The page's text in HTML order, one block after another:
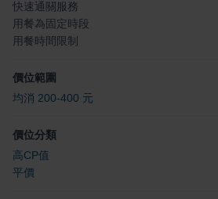
快速通關服務
用餐為固定時段
用餐時間限制
價位範圍
均消 200-400 元
價位分類
高CP值
平價